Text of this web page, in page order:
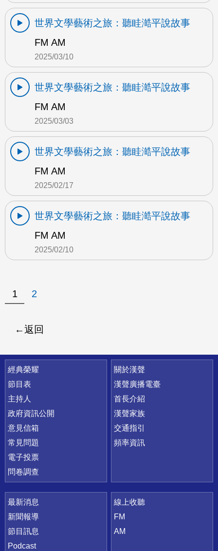
世界文學藝術之旅：聽眭澔平說故事
FM AM
2025/03/10
世界文學藝術之旅：聽眭澔平說故事
FM AM
2025/03/03
世界文學藝術之旅：聽眭澔平說故事
FM AM
2025/02/17
世界文學藝術之旅：聽眭澔平說故事
FM AM
2025/02/10
1 2
返回
快速連結
經典榮耀
節目表
主持人
政府資訊公開
意見信箱
常見問題
電子投票
問卷調查
關於漢聲
漢聲廣播電臺
首長介紹
漢聲家族
交通指引
頻率資訊
最新消息
新聞報導
節目訊息
Podcast
線上收聽
FM
AM